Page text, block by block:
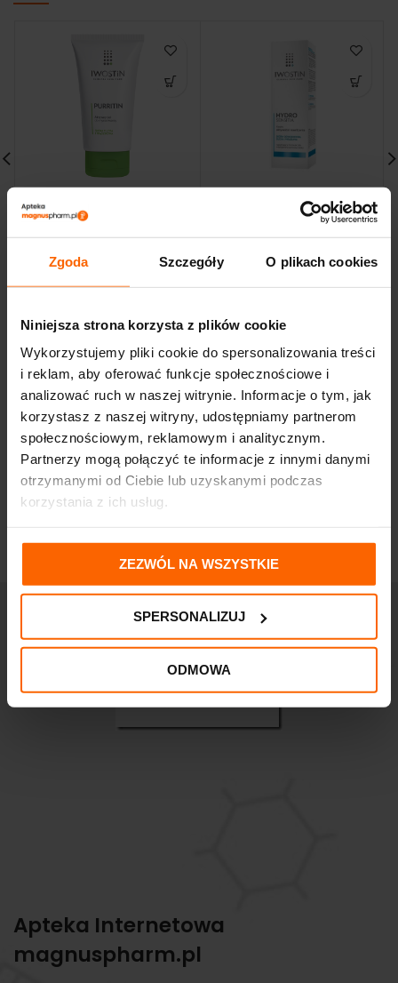
Zgoda Szczegóły O plikach cookies
Niniejsza strona korzysta z plików cookie
Wykorzystujemy pliki cookie do spersonalizowania treści
i reklam, aby oferować funkcje społecznościowe i
analizować ruch w naszej witrynie. Informacje o tym, jak
korzystasz z naszej witryny, udostępniamy partnerom
społecznościowym, reklamowym i analitycznym.
Partnerzy mogą połączyć te informacje z innymi danymi
otrzymanymi od Ciebie lub uzyskanymi podczas
korzystania z ich usług.
ZEZWÓL NA WSZYSTKIE
SPERSONALIZUJ
ODMOWA
AKTYWNY ŻEL DO MYCIA
TWARZY 150ML
31,24
IWOSTIN HYDRO
SENSITIA AKTYWATOR
NAWILŻENIA 50 ML
46,24zł
Apteka Internetowa
magnuspharm.pl